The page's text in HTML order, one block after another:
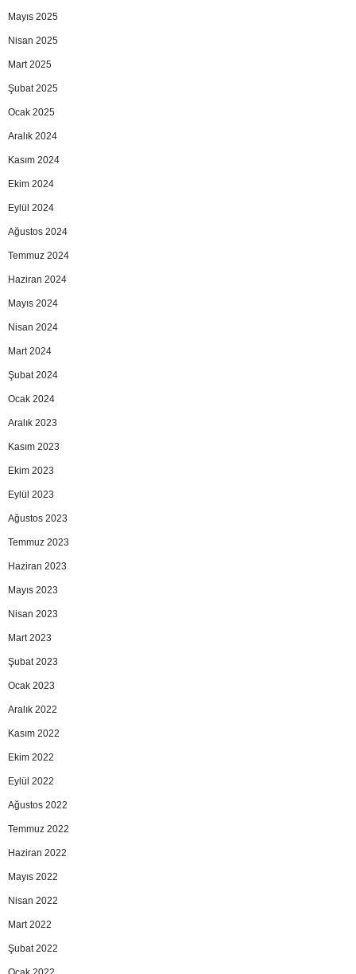
Mayıs 2025
Nisan 2025
Mart 2025
Şubat 2025
Ocak 2025
Aralık 2024
Kasım 2024
Ekim 2024
Eylül 2024
Ağustos 2024
Temmuz 2024
Haziran 2024
Mayıs 2024
Nisan 2024
Mart 2024
Şubat 2024
Ocak 2024
Aralık 2023
Kasım 2023
Ekim 2023
Eylül 2023
Ağustos 2023
Temmuz 2023
Haziran 2023
Mayıs 2023
Nisan 2023
Mart 2023
Şubat 2023
Ocak 2023
Aralık 2022
Kasım 2022
Ekim 2022
Eylül 2022
Ağustos 2022
Temmuz 2022
Haziran 2022
Mayıs 2022
Nisan 2022
Mart 2022
Şubat 2022